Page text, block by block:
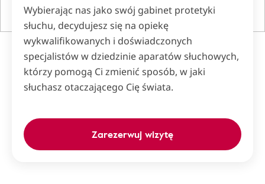
Wybierając nas jako swój gabinet protetyki
słuchu, decydujesz się na opiekę
wykwalifikowanych i doświadczonych
specjalistów w dziedzinie aparatów słuchowych,
którzy pomogą Ci zmienić sposób, w jaki
słuchasz otaczającego Cię świata.
Zarezerwuj wizytę